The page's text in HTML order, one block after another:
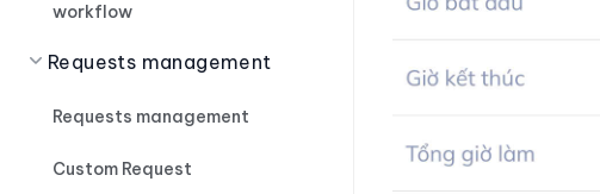
workflow
Requests management
Requests management
Custom Request